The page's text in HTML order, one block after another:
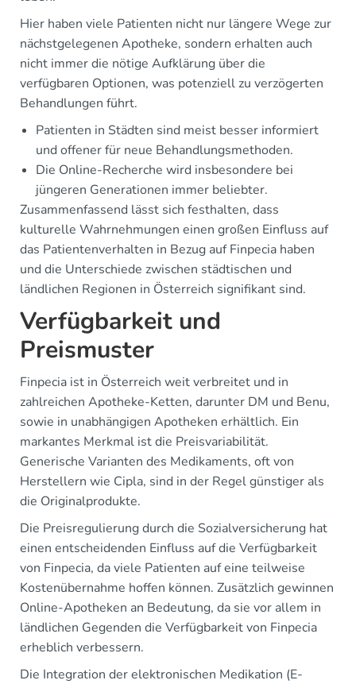
Hier haben viele Patienten nicht nur längere Wege zur
nächstgelegenen Apotheke, sondern erhalten auch
nicht immer die nötige Aufklärung über die
verfügbaren Optionen, was potenziell zu verzögerten
Behandlungen führt.
Patienten in Städten sind meist besser informiert
und offener für neue Behandlungsmethoden.
Die Online-Recherche wird insbesondere bei
jüngeren Generationen immer beliebter.
Zusammenfassend lässt sich festhalten, dass
kulturelle Wahrnehmungen einen großen Einfluss auf
das Patientenverhalten in Bezug auf Finpecia haben
und die Unterschiede zwischen städtischen und
ländlichen Regionen in Österreich signifikant sind.
Verfügbarkeit und
Preismuster
Finpecia ist in Österreich weit verbreitet und in
zahlreichen Apotheke-Ketten, darunter DM und Benu,
sowie in unabhängigen Apotheken erhältlich. Ein
markantes Merkmal ist die Preisvariabilität.
Generische Varianten des Medikaments, oft von
Herstellern wie Cipla, sind in der Regel günstiger als
die Originalprodukte.
Die Preisregulierung durch die Sozialversicherung hat
einen entscheidenden Einfluss auf die Verfügbarkeit
von Finpecia, da viele Patienten auf eine teilweise
Kostenübernahme hoffen können. Zusätzlich gewinnen
Online-Apotheken an Bedeutung, da sie vor allem in
ländlichen Gegenden die Verfügbarkeit von Finpecia
erheblich verbessern.
Die Integration der elektronischen Medikation (E-